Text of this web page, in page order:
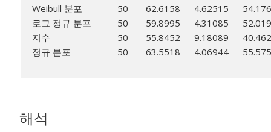
Weibull 분포 50 62.6158 4.62515
로그 정규 분포
50 59.8995 4.31085
지수
50 55.8452 9.18089
정규 분포
50 63.5518 4.06944
해석